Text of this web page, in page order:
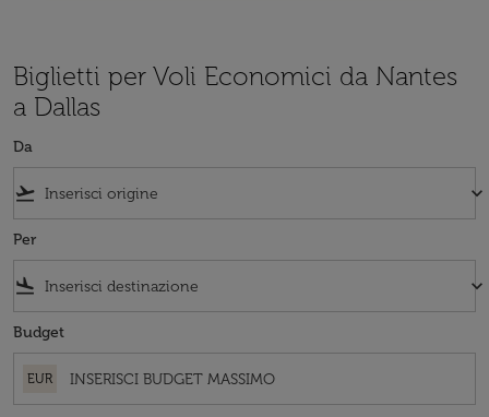
Biglietti per Voli Economici da Nantes
a Dallas
Da
flight_takeoff keyboard_arrow_down
Per
flight_land keyboard_arrow_down
Budget
EUR